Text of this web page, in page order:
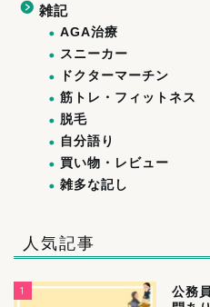
雑記
AGA治療
スニーカー
ドクターマーチン
筋トレ・フィットネス
脱毛
自分語り
買い物・レビュー
雑多な記し
人気記事
1
公務